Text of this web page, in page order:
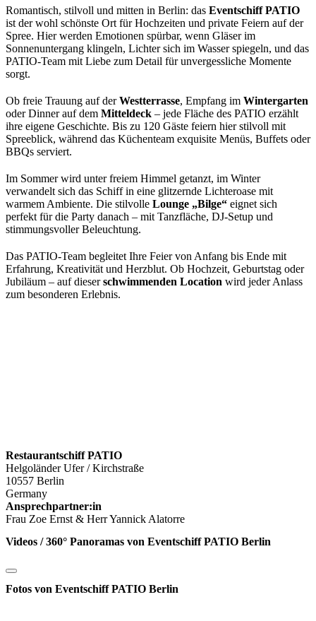
Romantisch, stilvoll und mitten in Berlin: das Eventschiff PATIO
ist der wohl schönste Ort für Hochzeiten und private Feiern auf der
Spree. Hier werden Emotionen spürbar, wenn Gläser im
Sonnenuntergang klingeln, Lichter sich im Wasser spiegeln, und das
PATIO-Team mit Liebe zum Detail für unvergessliche Momente
sorgt.
Ob freie Trauung auf derWestterrasse, Empfang im Wintergarten
oder Dinner auf dem Mitteldeck – jede Fläche des PATIO erzählt
ihre eigene Geschichte. Bis zu 120 Gäste feiern hier stilvoll mit
Spreeblick, während das Küchenteam exquisite Menüs, Buffets oder
BBQs serviert.
Im Sommer wird unter freiem Himmel getanzt, im Winter
verwandelt sich das Schiff in eine glitzernde Lichteroase mit
warmem Ambiente. Die stilvolle Lounge „Bilge“ eignet sich
perfekt für die Party danach – mit Tanzfläche, DJ-Setup und
stimmungsvoller Beleuchtung.
Das PATIO-Team begleitet Ihre Feier von Anfang bis Ende mit
Erfahrung, Kreativität und Herzblut. Ob Hochzeit, Geburtstag oder
Jubiläum – auf dieserschwimmenden Location wird jeder Anlass
zum besonderen Erlebnis.
Restaurantschiff PATIO
Helgoländer Ufer / Kirchstraße
10557 Berlin
Germany
Ansprechpartner:in
Frau Zoe Ernst & Herr Yannick Alatorre
Videos / 360° Panoramas von Eventschiff PATIO Berlin
Fotos von Eventschiff PATIO Berlin